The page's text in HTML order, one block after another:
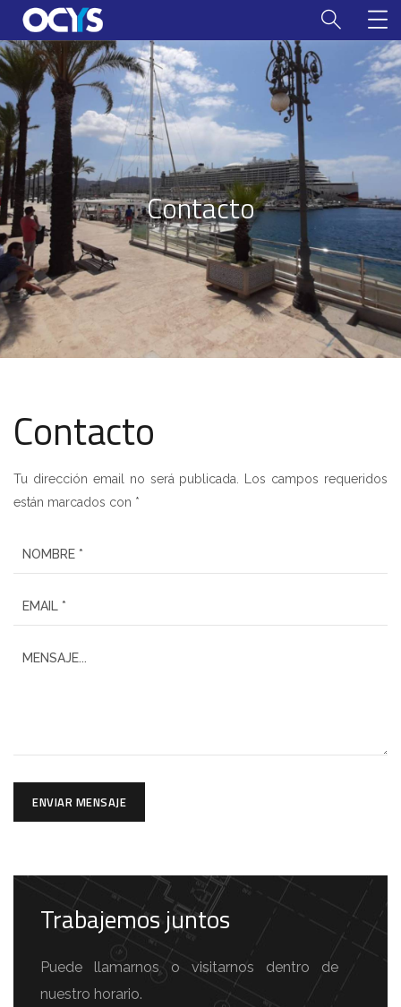
Contacto
Contacto
Tu dirección email no será publicada. Los campos requeridos
están marcados con *
ENVIAR MENSAJE
Trabajemos juntos
Puede llamarnos o visitarnos dentro de
nuestro horario.